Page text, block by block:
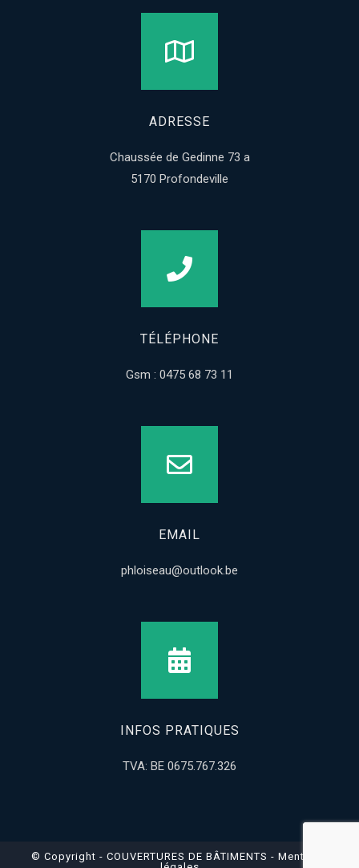
ADRESSE
Chaussée de Gedinne 73 a
5170 Profondeville
TÉLÉPHONE
Gsm : 0475 68 73 11
EMAIL
phloiseau@outlook.be
INFOS PRATIQUES
TVA: BE 0675.767.326
© Copyright - COUVERTURES DE BÂTIMENTS - Mentions